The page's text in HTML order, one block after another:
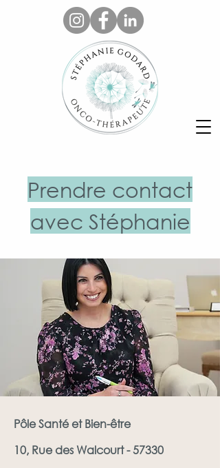
Prendre contact
avec Stéphanie
Pôle Santé et Bien-être
10, Rue des Walcourt- 57330